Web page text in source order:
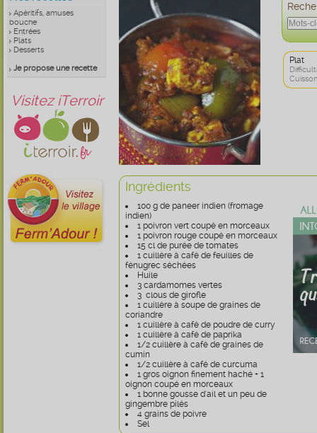
Apéritifs, amuses
bouche
Entrées
Plats
Desserts
Je propose une recette
Visitez iTerroir
Plat
Ingrédients
100 g de paneer indien (fromage
indien)
1 poivron vert coupé en morceaux
1 poivron rouge coupé en morceaux
15 cl de purée de tomates
1 cuillère à café de feuilles de
fénugrec séchées
Huile
3 cardamomes vertes
3 clous de girofle
1 cuillère à soupe de graines de
coriandre
1 cuillère à café de poudre de curry
1 cuillère à café de paprika
1/2 cuillère à café de graines de
cumin
1/2 cuillère à café de curcuma
1 gros oignon finement haché + 1
oignon coupé en morceaux
1 bonne gousse d'ail et un peu de
gingembre pilés
4 grains de poivre
Sel